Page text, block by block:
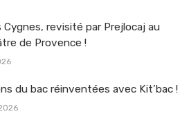
Cygnes, revisité par Prejlocaj au
de Provence !
du bac réinventées avec Kit’bac !